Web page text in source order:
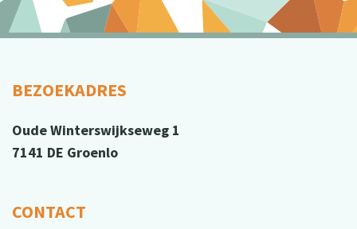
BEZOEKADRES
Oude Winterswijkseweg 1
7141 DE Groenlo
CONTACT